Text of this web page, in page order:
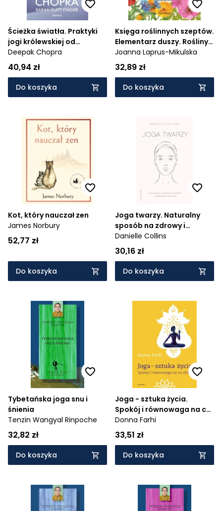
Od najnowszych
Od najstarszych
Ścieżka światła. Praktyki
jogi królewskiej od
podstaw
Deepak Chopra
40,94 zł
Do koszyka
Księga roślinnych szeptów.
Elementarz duszy. Rośliny,
rytuały, opowieści
Joanna Laprus-Mikulska
32,89 zł
Do koszyka
Kot, który nauczał zen
James Norbury
52,77 zł
Do koszyka
Joga twarzy. Naturalny
sposób na zdrowy i
promienny wygląd
Danielle Collins
30,16 zł
Do koszyka
Tybetańska joga snu i
śnienia
Tenzin Wangyal Rinpoche
32,82 zł
Do koszyka
Joga - sztuka życia.
Spokój i równowaga na co
dzień
Donna Farhi
33,51 zł
Do koszyka